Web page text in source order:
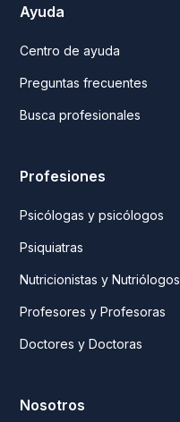
Ayuda
Centro de ayuda
Preguntas frecuentes
Busca profesionales
Profesiones
Psicólogas y psicólogos
Psiquiatras
Nutricionistas y Nutriólogos
Profesores y Profesoras
Doctores y Doctoras
Nosotros